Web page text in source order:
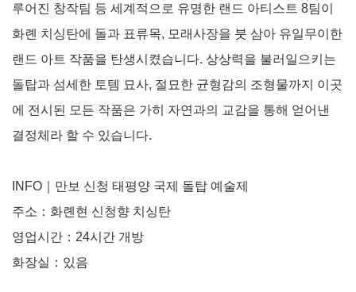
루어진 창작팀 등 세계적으로 유명한 랜드 아티스트 8팀이
화롄 치싱탄에 돌과 표류목, 모래사장을 붓 삼아 유일무이한
랜드 아트 작품을 탄생시켰습니다. 상상력을 불러일으키는
돌탑과 섬세한 토템 묘사, 절묘한 균형감의 조형물까지 이곳
에 전시된 모든 작품은 가히 자연과의 교감을 통해 얻어낸
결정체라 할 수 있습니다.
INFO｜만보 신청 태평양 국제 돌탑 예술제
주소：화롄현 신청향 치싱탄
영업시간：24시간 개방
화장실：있음